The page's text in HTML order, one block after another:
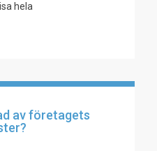
hela
av företagets